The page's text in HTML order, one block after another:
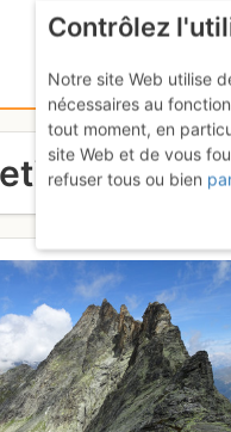
Dent
Contrôlez
Notre site Web utilise
nécessaires au
tout moment, en
site Web et de vous
refuser tous ou bien